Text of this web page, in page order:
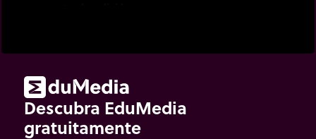
que puede ser dividido en dos partes.
Tres números son unidos simbólicamente
cuando el total (número azul) representa la
suma de dos partes (números rojos y
amarillos).
Descubra EduMedia
gratuitamente